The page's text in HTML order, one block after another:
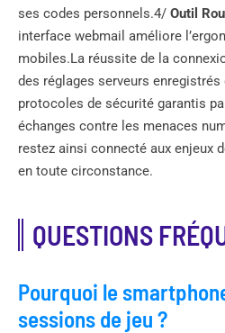
ses codes personnels.4/ Outil
interface webmail améliore
mobiles.La réussite de la
des réglages serveurs
protocoles de sécurité garantis
échanges contre les menaces
restez ainsi connecté aux enjeux
en toute circonstance.
QUESTIONS
Pourquoi le
sessions de jeu ?